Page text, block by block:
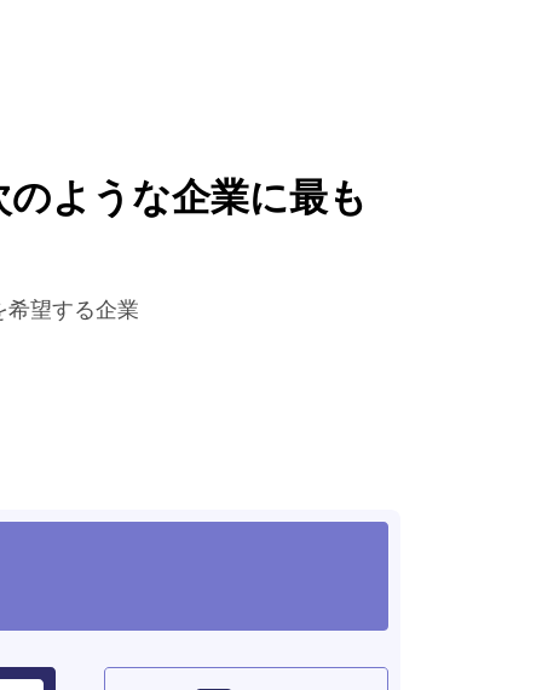
ような企業に最も
望する企業